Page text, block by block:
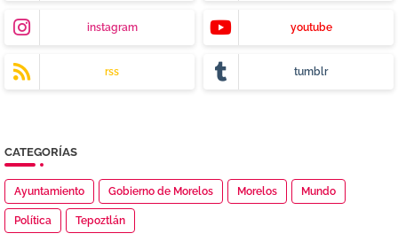
instagram youtube
rss tumblr
CATEGORÍAS
Ayuntamiento Gobierno de Morelos Morelos Mundo
Política Tepoztlán